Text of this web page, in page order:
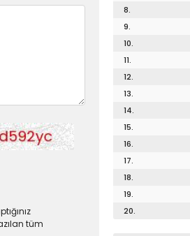
tüm
8.
9.
10.
11.
12.
13.
14.
15.
16.
17.
18.
19.
20.